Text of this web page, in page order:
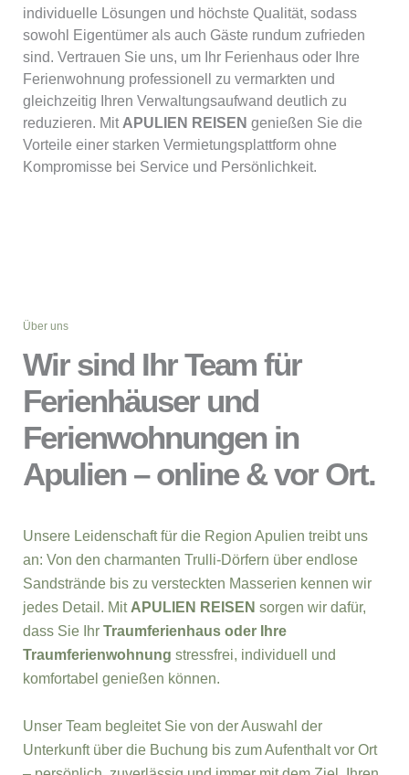
individuelle Lösungen und höchste Qualität, sodass
sowohl Eigentümer als auch Gäste rundum zufrieden
sind. Vertrauen Sie uns, um Ihr Ferienhaus oder Ihre
Ferienwohnung professionell zu vermarkten und
gleichzeitig Ihren Verwaltungsaufwand deutlich zu
reduzieren. Mit APULIEN REISEN genießen Sie die
Vorteile einer starken Vermietungsplattform ohne
Kompromisse bei Service und Persönlichkeit.
Über uns
Wir sind Ihr Team für
Ferienhäuser und
Ferienwohnungen in
Apulien – online & vor Ort.
Unsere Leidenschaft für die Region Apulien treibt uns
an: Von den charmanten Trulli-Dörfern über endlose
Sandstrände bis zu versteckten Masserien kennen wir
jedes Detail. Mit APULIEN REISEN sorgen wir dafür,
dass Sie Ihr Traumferienhaus oder Ihre
Traumferienwohnung stressfrei, individuell und
komfortabel genießen können.
Unser Team begleitet Sie von der Auswahl der
Unterkunft über die Buchung bis zum Aufenthalt vor Ort